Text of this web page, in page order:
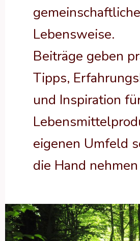
Lebensweise.
Beiträge geben
Tipps,
und Inspiration
eigenen Umfeld
die Hand
Essbares
Unkraut